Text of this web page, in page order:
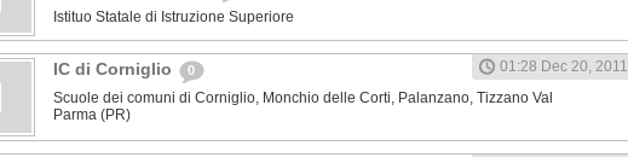
Istituo Statale di Istruzione Superiore
IC di Corniglio 0
01:28 Dec 20, 2011
Scuole dei comuni di Corniglio, Monchio delle Corti, Palanzano, Tizzano Val
Parma (PR)